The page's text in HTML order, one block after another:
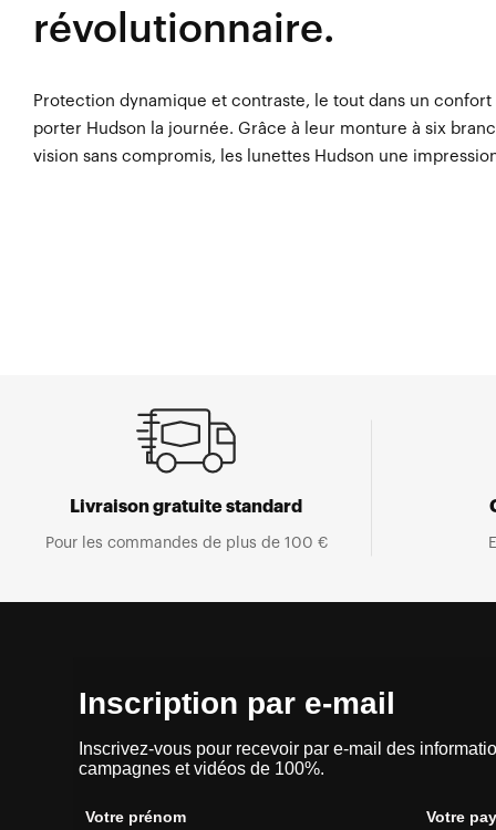
révolutionnaire.
Protection dynamique et contraste, le tout dans un confort
porter Hudson la journée. Grâce à leur monture à six
vision sans compromis, les lunettes Hudson une
Livraison gratuite standard
Pour les commandes de plus de 100 €
Inscription par e-mail
Inscrivez-vous pour recevoir par e-mail des
campagnes et vidéos de 100%.
Votre prénom Votre